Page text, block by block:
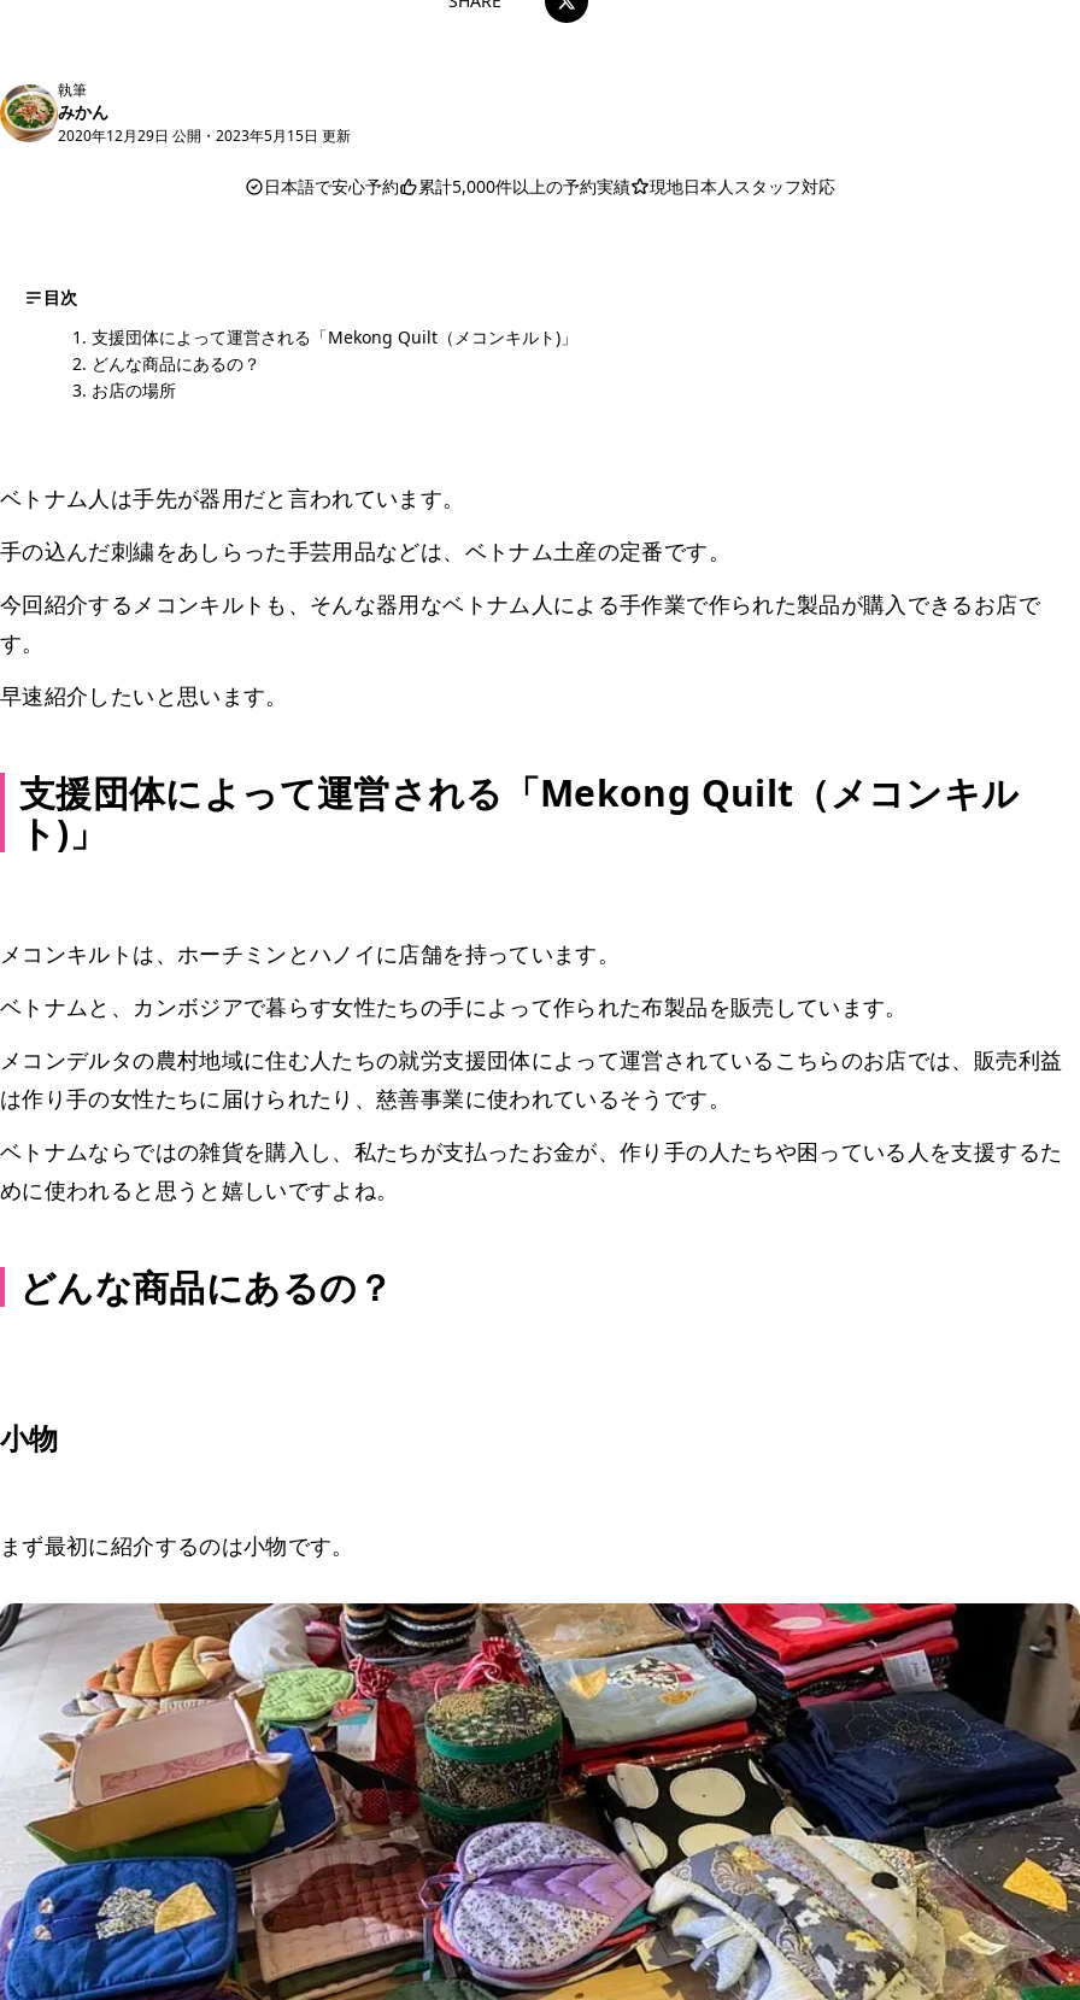
執筆
みかん
2020年12月29日 公開 ・ 2023年5月15日 更新
日本語で安心予約 累計5,000件以上の予約実績 現地日本人スタッフ対応
目次
支援団体によって運営される「Mekong Quilt（メコンキルト)」
どんな商品にあるの？
お店の場所
ベトナム人は手先が器用だと言われています。
手の込んだ刺繍をあしらった手芸用品などは、ベトナム土産の定番です。
今回紹介するメコンキルトも、そんな器用なベトナム人による手作業で作られた製品が購入できるお店で
す。
早速紹介したいと思います。
支援団体によって運営される「Mekong Quilt（メコンキル
ト)」
メコンキルトは、ホーチミンとハノイに店舗を持っています。
ベトナムと、カンボジアで暮らす女性たちの手によって作られた布製品を販売しています。
メコンデルタの農村地域に住む人たちの就労支援団体によって運営されているこちらのお店では、販売利益
は作り手の女性たちに届けられたり、慈善事業に使われているそうです。
ベトナムならではの雑貨を購入し、私たちが支払ったお金が、作り手の人たちや困っている人を支援するた
めに使われると思うと嬉しいですよね。
どんな商品にあるの？
小物
まず最初に紹介するのは小物です。